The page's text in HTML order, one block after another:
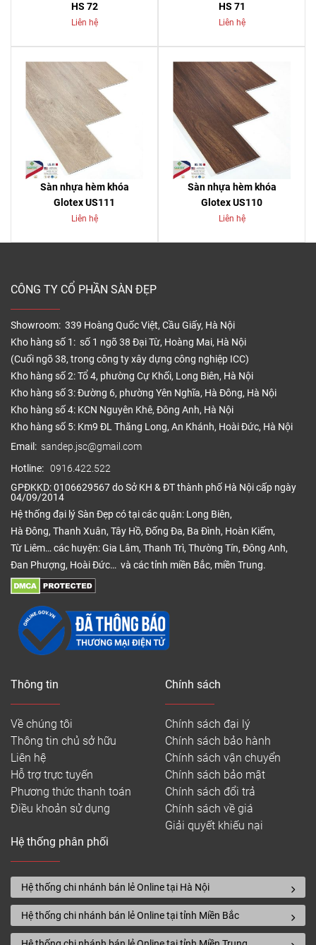
HS 72
Liên hệ
HS 71
Liên hệ
Sàn nhựa hèm khóa
Glotex US111
Liên hệ
Sàn nhựa hèm khóa
Glotex US110
Liên hệ
CÔNG TY CỔ PHẦN SÀN ĐẸP
Showroom: 339 Hoàng Quốc Việt, Cầu Giấy, Hà Nội
Kho hàng số 1: số 1 ngõ 38 Đại Từ, Hoàng Mai, Hà Nội
(Cuối ngõ 38, trong công ty xây dựng công nghiệp ICC)
Kho hàng số 2: Tổ 4, phường Cự Khối, Long Biên, Hà Nội
Kho hàng số 3: Đường 6, phường Yên Nghĩa, Hà Đông, Hà Nội
Kho hàng số 4: KCN Nguyên Khê, Đông Anh, Hà Nội
Kho hàng số 5: Km9 ĐL Thăng Long, An Khánh, Hoài Đức, Hà Nội
Email: sandep.jsc@gmail.com
Hotline: 0916.422.522
GPĐKKD: 0106629567 do Sở KH & ĐT thành phố Hà Nội cấp ngày
04/09/2014
Hệ thống đại lý Sàn Đẹp có tại các quận: Long Biên,
Hà Đông, Thanh Xuân, Tây Hồ, Đống Đa, Ba Đình, Hoàn Kiếm,
Từ Liêm… các huyện: Gia Lâm, Thanh Trì, Thường Tín, Đông Anh,
Đan Phượng, Hoài Đức… và các tỉnh miền Bắc, miền Trung.
Thông tin
Về chúng tôi
Thông tin chủ sở hữu
Liên hệ
Hỗ trợ trực tuyến
Phương thức thanh toán
Điều khoản sử dụng
Chính sách
Chính sách đại lý
Chính sách bảo hành
Chính sách vận chuyển
Chính sách bảo mật
Chính sách đổi trả
Chính sách về giá
Giải quyết khiếu nại
Hệ thống phân phối
Hệ thống chi nhánh bán lẻ Online tại Hà Nội
Hệ thống chi nhánh bán lẻ Online tại tỉnh Miền Bắc